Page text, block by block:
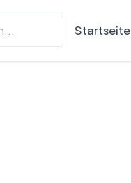
Startseite